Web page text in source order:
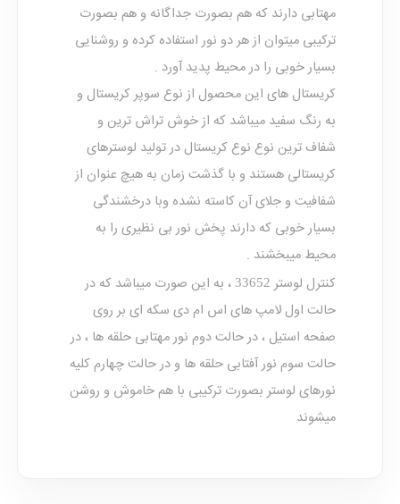
مهتابی دارند که هم بصورت جداگانه و هم بصورت
ترکیبی میتوان از هر دو نور استفاده کرده و روشنایی
بسیار خوبی را در محیط پدید آورد .
کریستال های این محصول از نوع سوپر کریستال و
به رنگ سفید میباشد که از خوش تراش ترین و
شفاف ترین نوع نوع کریستال در تولید لوسترهای
کریستالی هستند و با گذشت زمان به هیچ عنوان از
شفافیت و جلای آن کاسته نشده وبا درخشندگی
بسیار خوبی که دارند پخش نور بی نظیری را به
محیط میبخشند .
کنترل لوستر 33652 ، به این صورت میباشد که در
حالت اول لامپ های اس ام دی سکه ای بر روی
صفحه استیل ، در حالت دوم نور مهتابی حلقه ها ، در
حالت سوم نور آفتابی حلقه ها و در حالت چهارم کلیه
نورهای لوستر بصورت ترکیبی با هم خاموش و روشن
میشوند